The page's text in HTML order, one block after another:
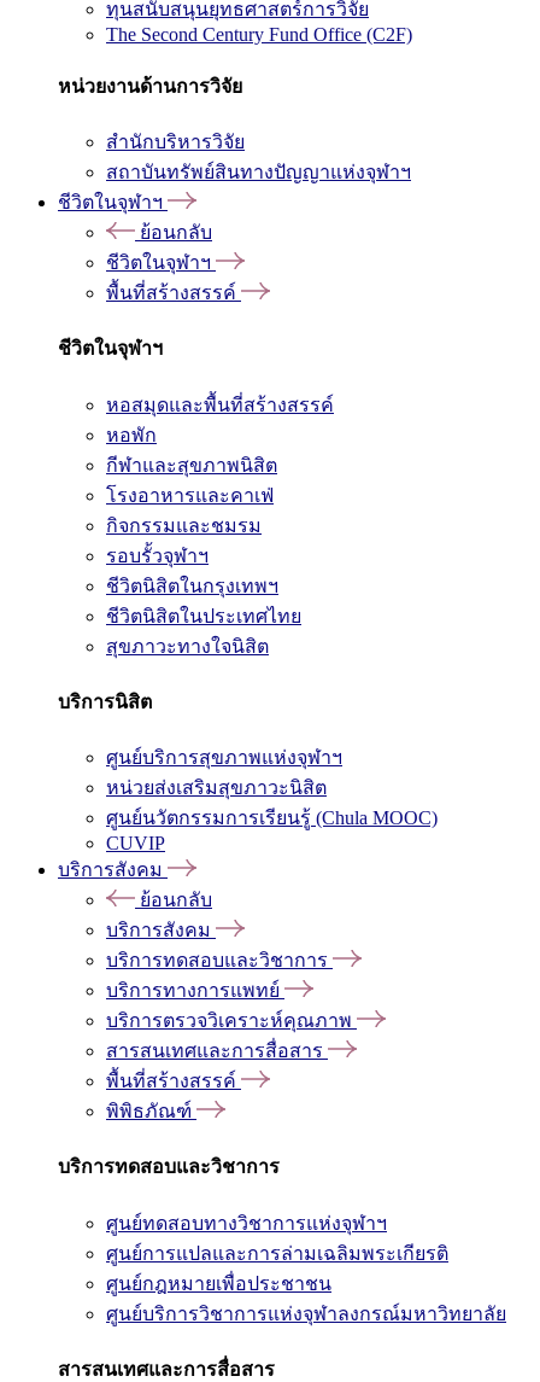
ทุนสนับสนุนยุทธศาสตร์การวิจัย
The Second Century Fund Office (C2F)
หน่วยงานด้านการวิจัย
สำนักบริหารวิจัย
สถาบันทรัพย์สินทางปัญญาแห่งจุฬาฯ
ชีวิตในจุฬาฯ
ย้อนกลับ
ชีวิตในจุฬาฯ
พื้นที่สร้างสรรค์
ชีวิตในจุฬาฯ
หอสมุดและพื้นที่สร้างสรรค์
หอพัก
กีฬาและสุขภาพนิสิต
โรงอาหารและคาเฟ่
กิจกรรมและชมรม
รอบรั้วจุฬาฯ
ชีวิตนิสิตในกรุงเทพฯ
ชีวิตนิสิตในประเทศไทย
สุขภาวะทางใจนิสิต
บริการนิสิต
ศูนย์บริการสุขภาพแห่งจุฬาฯ
หน่วยส่งเสริมสุขภาวะนิสิต
ศูนย์นวัตกรรมการเรียนรู้ (Chula MOOC)
CUVIP
บริการสังคม
ย้อนกลับ
บริการสังคม
บริการทดสอบและวิชาการ
บริการทางการแพทย์
บริการตรวจวิเคราะห์คุณภาพ
สารสนเทศและการสื่อสาร
พื้นที่สร้างสรรค์
พิพิธภัณฑ์
บริการทดสอบและวิชาการ
ศูนย์ทดสอบทางวิชาการแห่งจุฬาฯ
ศูนย์การแปลและการล่ามเฉลิมพระเกียรติ
ศูนย์กฎหมายเพื่อประชาชน
ศูนย์บริการวิชาการแห่งจุฬาลงกรณ์มหาวิทยาลัย
สารสนเทศและการสื่อสาร